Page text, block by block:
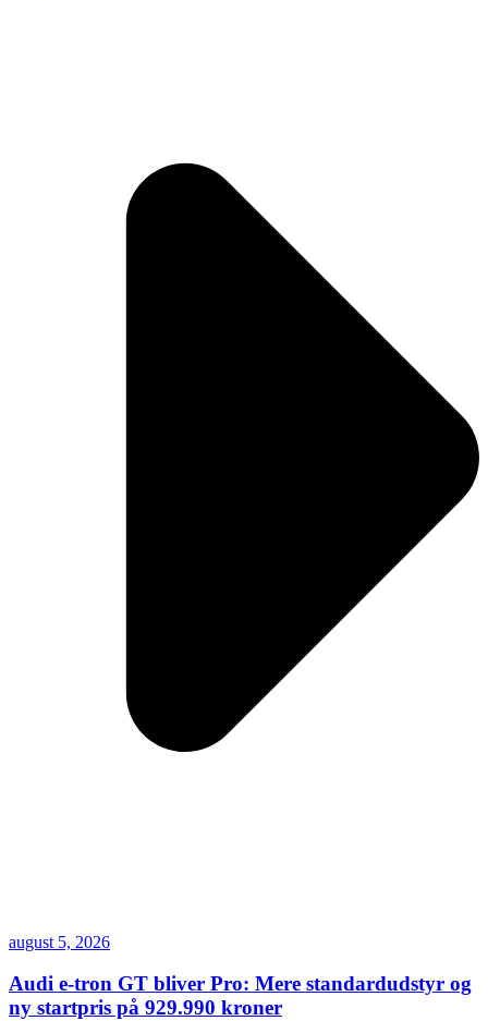
august 5, 2026
Audi e-tron GT bliver Pro: Mere standardudstyr og
ny startpris på 929.990 kroner